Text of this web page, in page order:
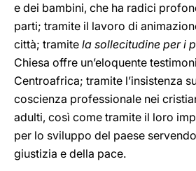
e dei bambini, che ha radici
parti; tramite il lavoro di
città; tramite la sollecitudine per i
Chiesa offre un’eloquente
Centroafrica; tramite l’insistenza
coscienza professionale nei
adulti, così come tramite il loro
per lo sviluppo del paese
giustizia e della pace.